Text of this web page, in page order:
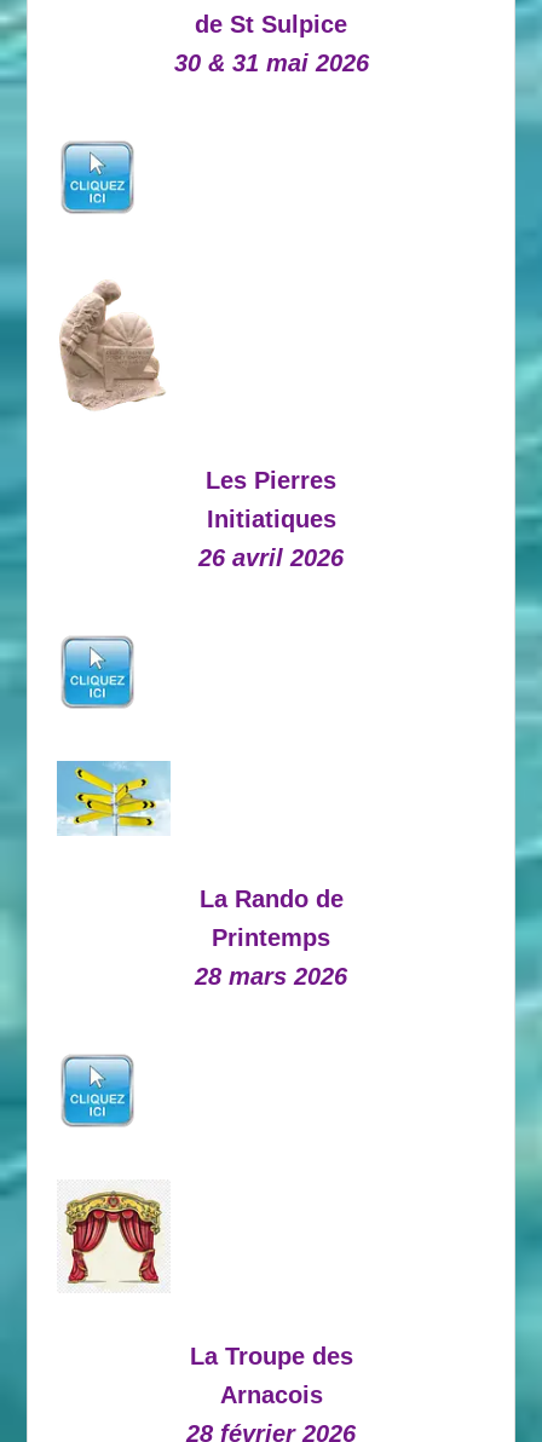
de St Sulpice
30 & 31 mai 2026
Les Pierres
Initiatiques
26 avril 2026
La Rando de
Printemps
28 mars 2026
La Troupe des
Arnacois
28 février 2026